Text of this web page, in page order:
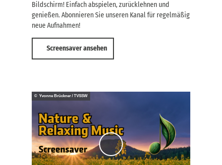
V
i
© Yvonne Brückner / TVSSW
Bildschirm! Einfach abspielen, zurücklehnen und
genießen. Abonnieren Sie unseren Kanal für regelmäßig
neue Aufnahmen!
Screensaver ansehen